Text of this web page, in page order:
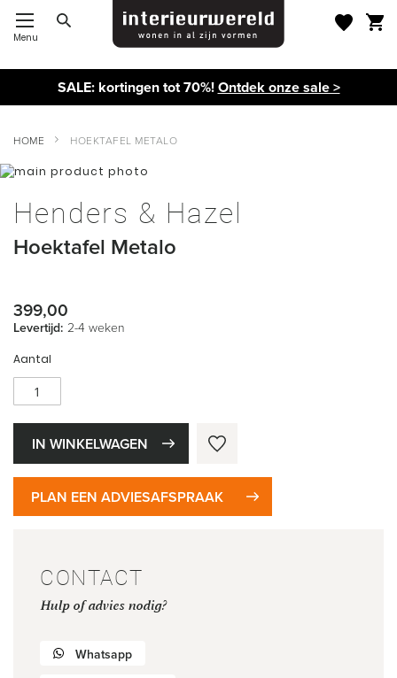
Menu
SALE: kortingen tot 70%!Ontdek onze sale >
HOME HOEKTAFEL METALO
Ga
het
einde
de
naar
het
van
Henders & Hazel
Hoektafel Metalo
399,00
Levertijd: 2-4 weken
Aantal
IN WINKELWAGEN
PLAN EEN ADVIESAFSPRAAK
CONTACT
Hulp of advies nodig?
Whatsapp